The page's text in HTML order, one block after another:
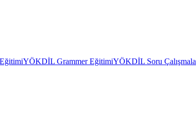
YÖKDİL Grammer EğitimiYÖKDİL Soru